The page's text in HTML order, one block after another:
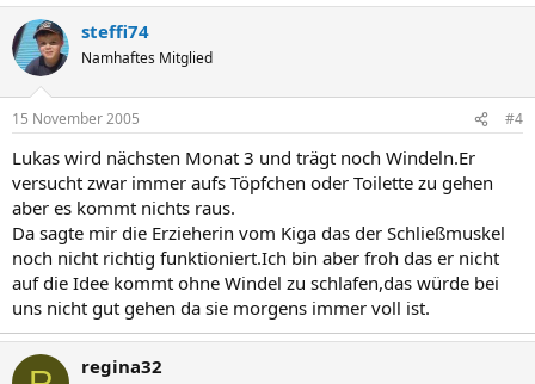
steffi74
Namhaftes Mitglied
15 November 2005 #4
Lukas wird nächsten Monat 3 und trägt noch Windeln.Er
versucht zwar immer aufs Töpfchen oder Toilette zu gehen
aber es kommt nichts raus.
Da sagte mir die Erzieherin vom Kiga das der Schließmuskel
noch nicht richtig funktioniert.Ich bin aber froh das er nicht
auf die Idee kommt ohne Windel zu schlafen,das würde bei
uns nicht gut gehen da sie morgens immer voll ist.
regina32